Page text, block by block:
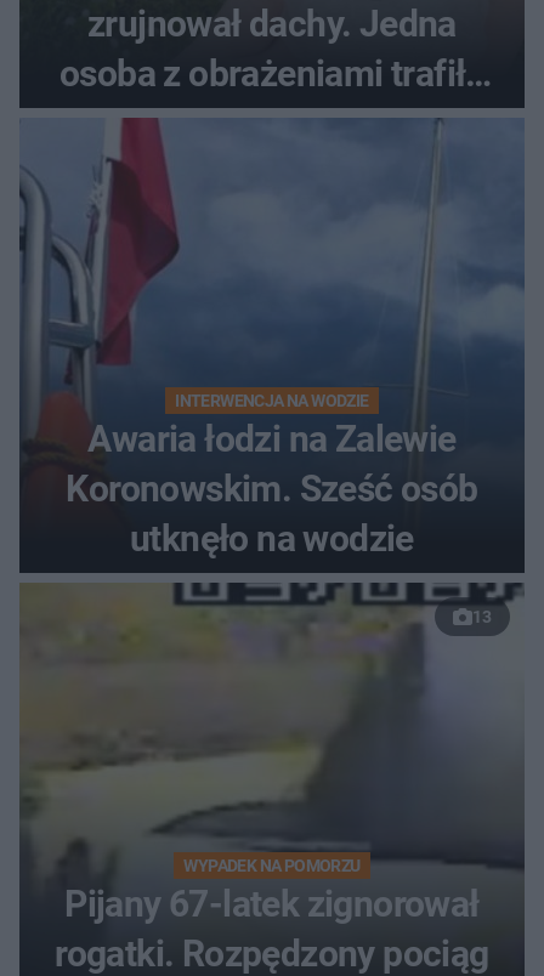
zrujnował dachy. Jedna
osoba z obrażeniami trafiła
do szpitala
INTERWENCJA NA WODZIE
Awaria łodzi na Zalewie
Koronowskim. Sześć osób
utknęło na wodzie
13
WYPADEK NA POMORZU
Pijany 67-latek zignorował
rogatki. Rozpędzony pociąg